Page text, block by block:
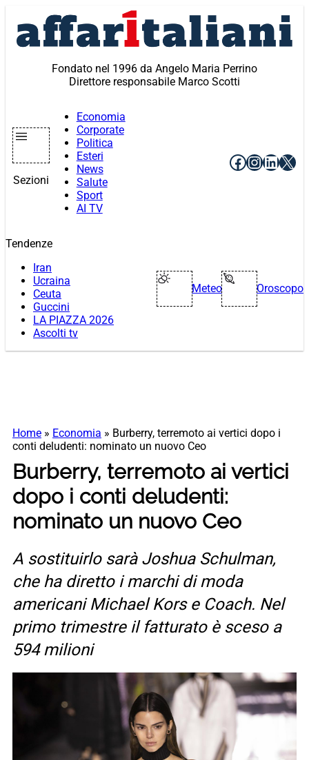
contenuto
Fondato nel 1996 da Angelo Maria Perrino
Direttore responsabile Marco Scotti
Sezioni
Economia
Corporate
Politica
Esteri
News
Salute
Sport
AI TV
Facebook
X
Tendenze
Iran
Ucraina
Ceuta
Guccini
LA PIAZZA 2026
Ascolti tv
Meteo Oroscopo
Home » Economia » Burberry, terremoto ai vertici dopo i
conti deludenti: nominato un nuovo Ceo
Burberry, terremoto ai vertici
dopo i conti deludenti:
nominato un nuovo Ceo
A sostituirlo sarà Joshua Schulman,
che ha diretto i marchi di moda
americani Michael Kors e Coach. Nel
primo trimestre il fatturato è sceso a
594 milioni